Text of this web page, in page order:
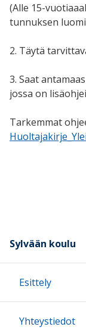
(Alle 15-
tunnuksen
2. Täytä
3. Saat
jossa on
Tarkemmat
Sylvään koulu
Esittely
Yhteystiedot